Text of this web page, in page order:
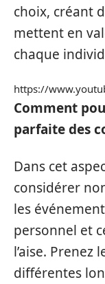
choix, créant
mettent en
chaque
https://
Comment
parfaite des
Dans cet
considérer
les
personnel et
l’aise. Prenez
différentes